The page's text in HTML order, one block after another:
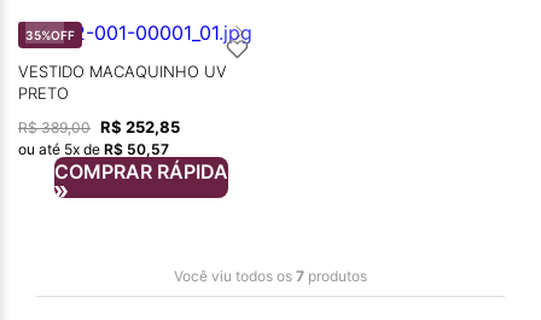
35%OFF
VESTIDO MACAQUINHO UV
PRETO
R$ 389,00 R$ 252,85
ou até 5x de R$ 50,57
COMPRAR RÁPIDA
Você viu todos os 7 produtos